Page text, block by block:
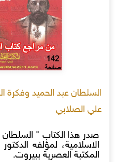
السلطان عبد الحميد وفكرة
علي الصلابي
صدر هذا الكتاب " السلطان
الاسلامية، لمؤلفه
المكتبة العصرية ببيروت.